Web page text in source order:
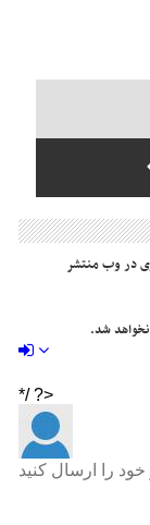
در وب منتشر
نخواهد شد.